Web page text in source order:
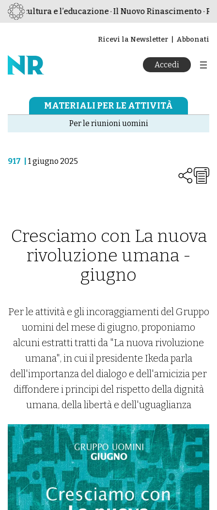
la cultura e l’educazione · Il Nuovo Rinascimento ·
Ricevi la Newsletter Abbonati
Accedi
MATERIALI PER LE ATTIVITÀ
Per le riunioni uomini
917 1 giugno 2025
Cresciamo con La nuova
rivoluzione umana -
giugno
Per le attività e gli incoraggiamenti del Gruppo
uomini del mese di giugno, proponiamo
alcuni estratti tratti da "La nuova rivoluzione
umana", in cui il presidente Ikeda parla
dell'importanza del dialogo e dell'amicizia per
diffondere i principi del rispetto della dignità
umana, della libertà e dell'uguaglianza